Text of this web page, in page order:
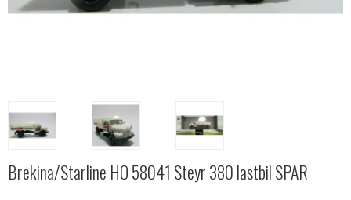
Brekina/Starline HO 58041 Steyr 380 lastbil SPAR